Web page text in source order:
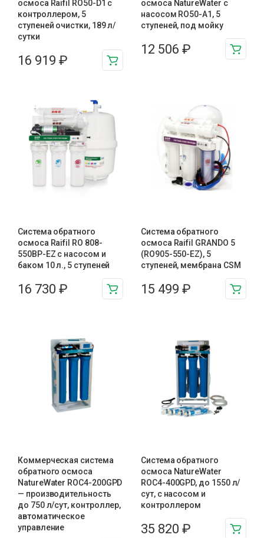
осмоса Raifil RO50-D1 с
контроллером, 5
ступеней очистки, 189 л/
сутки
16 919 ₽
осмоса NatureWater с
насосом RO50-A1, 5
ступеней, под мойку
12 506 ₽
Система обратного
осмоса Raifil RO 808-
550BP-EZ с насосом и
баком 10 л., 5 ступеней
16 730 ₽
Система обратного
осмоса Raifil GRANDO 5
(RO905-550-EZ), 5
ступеней, мембрана CSM
15 499 ₽
Коммерческая система
обратного осмоса
NatureWater ROC4-200GPD
— производительность
до 750 л/сут, контроллер,
автоматическое
управление
Система обратного
осмоса NatureWater
ROC4-400GPD, до 1550 л/
сут, с насосом и
контроллером
35 820 ₽